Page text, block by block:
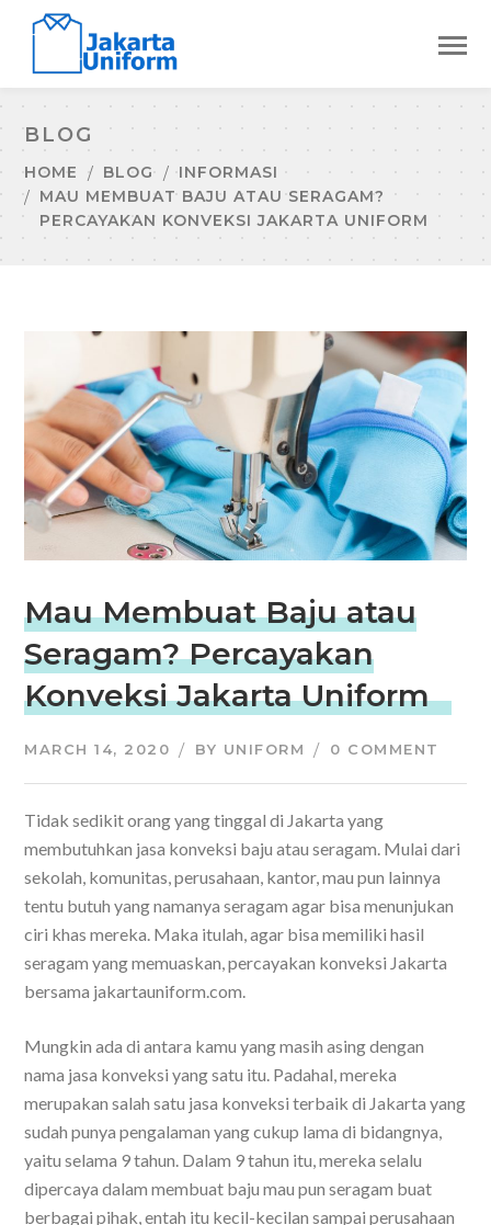
BLOG
HOME BLOG
INFORMASI
MAU MEMBUAT BAJU ATAU SERAGAM?
PERCAYAKAN KONVEKSI JAKARTA UNIFORM
Mau Membuat Baju atau
Seragam? Percayakan
Konveksi Jakarta Uniform
MARCH 14, 2020 BY UNIFORM 0 COMMENT
Tidak sedikit orang yang tinggal di Jakarta yang
membutuhkan jasa konveksi baju atau seragam. Mulai dari
sekolah, komunitas, perusahaan, kantor, mau pun lainnya
tentu butuh yang namanya seragam agar bisa menunjukan
ciri khas mereka. Maka itulah, agar bisa memiliki hasil
seragam yang memuaskan,percayakan konveksi Jakarta
bersama jakartauniform.com.
Mungkin ada di antara kamu yang masih asing dengan
nama jasa konveksi yang satu itu. Padahal, mereka
merupakan salah satu jasa konveksi terbaik di Jakarta yang
sudah punya pengalaman yang cukup lama di bidangnya,
yaitu selama 9 tahun. Dalam 9 tahun itu, mereka selalu
dipercaya dalam membuat baju mau pun seragam buat
berbagai pihak, entah itu kecil-kecilan sampai perusahaan